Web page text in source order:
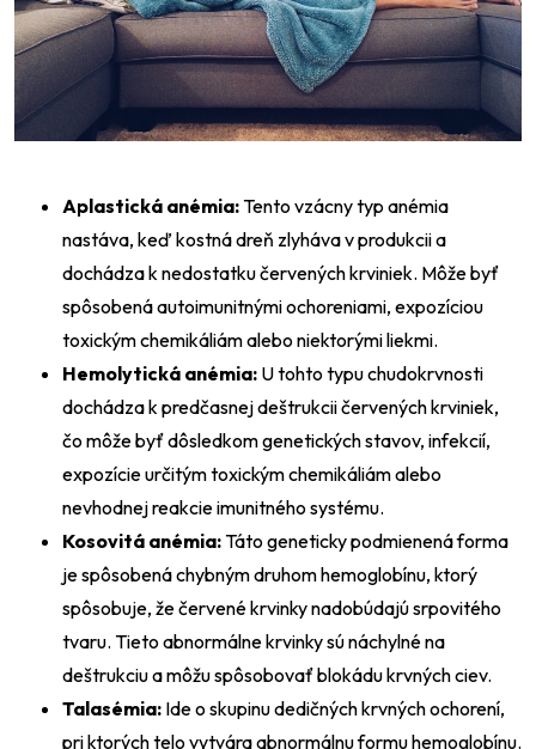
Aplastická anémia:Tento vzácny typ anémia
nastáva, keď kostná dreň zlyháva v produkcii a
dochádza k nedostatku červených krviniek. Môže byť
spôsobená autoimunitnými ochoreniami, expozíciou
toxickým chemikáliám alebo niektorými liekmi.
Hemolytická anémia: U tohto typu chudokrvnosti
dochádza k predčasnej deštrukcii červených krviniek,
čo môže byť dôsledkom genetických stavov, infekcií,
expozície určitým toxickým chemikáliám alebo
nevhodnej reakcie imunitného systému.
Kosovitá anémia:Táto geneticky podmienená forma
je spôsobená chybným druhom hemoglobínu, ktorý
spôsobuje, že červené krvinky nadobúdajú srpovitého
tvaru. Tieto abnormálne krvinky sú náchylné na
deštrukciu a môžu spôsobovať blokádu krvných ciev.
Talasémia: Ide o skupinu dedičných krvných ochorení,
pri ktorých telo vytvára abnormálnu formu hemoglobínu.